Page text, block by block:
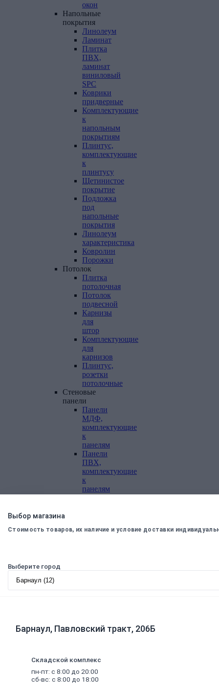
окон
Напольные
покрытия
Линолеум
Ламинат
Плитка
ПВХ,
ламинат
виниловый
SPC
Коврики
придверные
Комплектующие
к
напольным
покрытиям
Плинтус,
комплектующие
к
плинтусу
Щетинистое
покрытие
Подложка
под
напольные
покрытия
Линолеум
характеристика
Ковролин
Порожки
Потолок
Плитка
потолочная
Потолок
подвесной
Карнизы
для
штор
Комплектующие
для
карнизов
Плинтус,
розетки
потолочные
Стеновые
панели
Панели
МДФ,
комплектующие
к
панелям
Панели
ПВХ,
комплектующие
к
панелям
пластиковые
Древесно-плитные
материалы
Фанера
ДСП
ЦСП
Выбор магазина
Стоимость товаров, их наличие и условие доставки
Выберите город
Барнаул, Павловский тракт, 206Б
Складской комплекс
пн-пт: с 8:00 до 20:00
сб-вс: с 8:00 до 18:00